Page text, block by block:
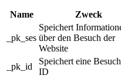
Name Zweck
_pk_ses
Speichert
über den Besuch der
Website
_pk_id
Speichert eine
ID